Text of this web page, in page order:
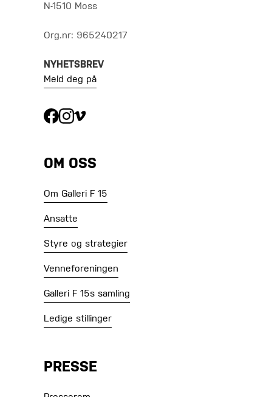
N-1510 Moss
Org.nr: 965240217
NYHETSBREV
Meld deg på
OM OSS
Om Galleri F 15
Ansatte
Styre og strategier
Venneforeningen
Galleri F 15s samling
Ledige stillinger
PRESSE